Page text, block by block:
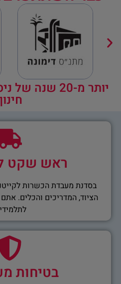
יותר מ-20
ראש שקט
בסדנת מעבדת הכשרות
הציוד, המדריכים והכלים.
בטיחות